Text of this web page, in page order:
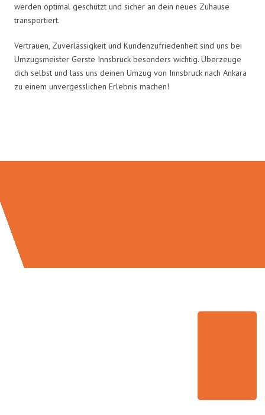
werden optimal geschützt und sicher an dein neues Zuhause
transportiert.
Vertrauen, Zuverlässigkeit und Kundenzufriedenheit sind uns bei
Umzugsmeister Gerste Innsbruck besonders wichtig. Überzeuge
dich selbst und lass uns deinen Umzug von Innsbruck nach Ankara
zu einem unvergesslichen Erlebnis machen!